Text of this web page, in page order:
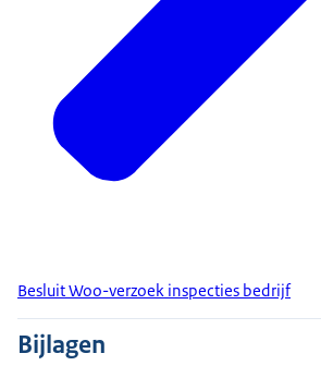
Besluit Woo-verzoek inspecties bedrijf
Bijlagen